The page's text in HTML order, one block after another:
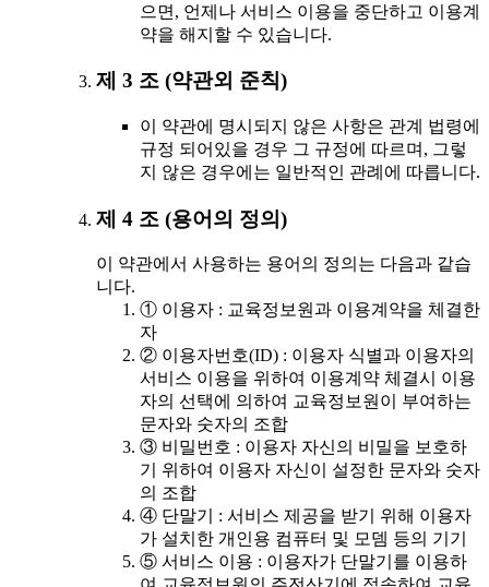
으면, 언제나 서비스 이용을 중단하고 이용계
약을 해지할 수 있습니다.
제 3 조 (약관외 준칙)
이 약관에 명시되지 않은 사항은 관계 법령에
규정 되어있을 경우 그 규정에 따르며, 그렇
지 않은 경우에는 일반적인 관례에 따릅니다.
제 4 조 (용어의 정의)
이 약관에서 사용하는 용어의 정의는 다음과 같습
니다.
① 이용자 : 교육정보원과 이용계약을 체결한
자
② 이용자번호(ID) : 이용자 식별과 이용자의
서비스 이용을 위하여 이용계약 체결시 이용
자의 선택에 의하여 교육정보원이 부여하는
문자와 숫자의 조합
③ 비밀번호 : 이용자 자신의 비밀을 보호하
기 위하여 이용자 자신이 설정한 문자와 숫자
의 조합
④ 단말기 : 서비스 제공을 받기 위해 이용자
가 설치한 개인용 컴퓨터 및 모뎀 등의 기기
⑤ 서비스 이용 : 이용자가 단말기를 이용하